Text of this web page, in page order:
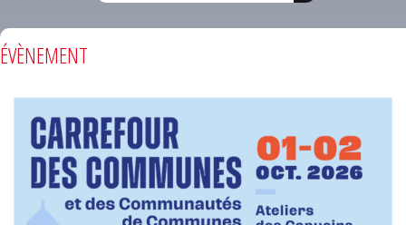
ÉVÈNEMENT